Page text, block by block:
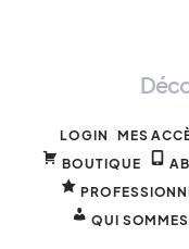
LOGIN MES
BOUTIQUE
QUI